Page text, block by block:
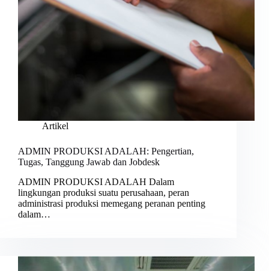
Artikel
ADMIN PRODUKSI ADALAH: Pengertian,
Tugas, Tanggung Jawab dan Jobdesk
ADMIN PRODUKSI ADALAH Dalam
lingkungan produksi suatu perusahaan, peran
administrasi produksi memegang peranan penting
dalam…